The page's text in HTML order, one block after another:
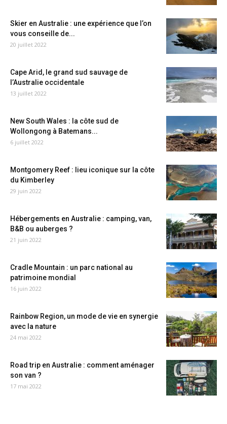
Skier en Australie : une expérience que l’on
vous conseille de...
20 juillet 2022
Cape Arid, le grand sud sauvage de
l’Australie occidentale
13 juillet 2022
New South Wales : la côte sud de
Wollongong à Batemans...
6 juillet 2022
Montgomery Reef : lieu iconique sur la côte
du Kimberley
29 juin 2022
Hébergements en Australie : camping, van,
B&B ou auberges ?
21 juin 2022
Cradle Mountain : un parc national au
patrimoine mondial
16 juin 2022
Rainbow Region, un mode de vie en synergie
avec la nature
24 mai 2022
Road trip en Australie : comment aménager
son van ?
17 mai 2022